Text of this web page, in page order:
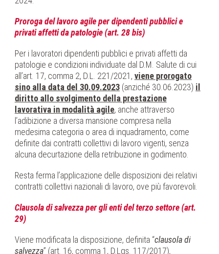
Proroga del lavoro agile per dipendenti pubblici e
privati affetti da patologie (art. 28 bis)
Per i lavoratori dipendenti pubblici e privati affetti da
patologie e condizioni individuate dal D.M. Salute di cui
all’art. 17, comma 2, D.L. 221/2021, viene prorogato
sino alla data del 30.09.2023 (anziché 30.06.2023) il
diritto allo svolgimento della prestazione
lavorativa in modalità agile, anche attraverso
l’adibizione a diversa mansione compresa nella
medesima categoria o area di inquadramento, come
definite dai contratti collettivi di lavoro vigenti, senza
alcuna decurtazione della retribuzione in godimento.
Resta ferma l’applicazione delle disposizioni dei relativi
contratti collettivi nazionali di lavoro, ove più favorevoli.
Clausola di salvezza per gli enti del terzo settore (art.
29)
Viene modificata la disposizione, definita “clausola di
salvezza” (art. 16, comma 1, D.Lgs. 117/2017),